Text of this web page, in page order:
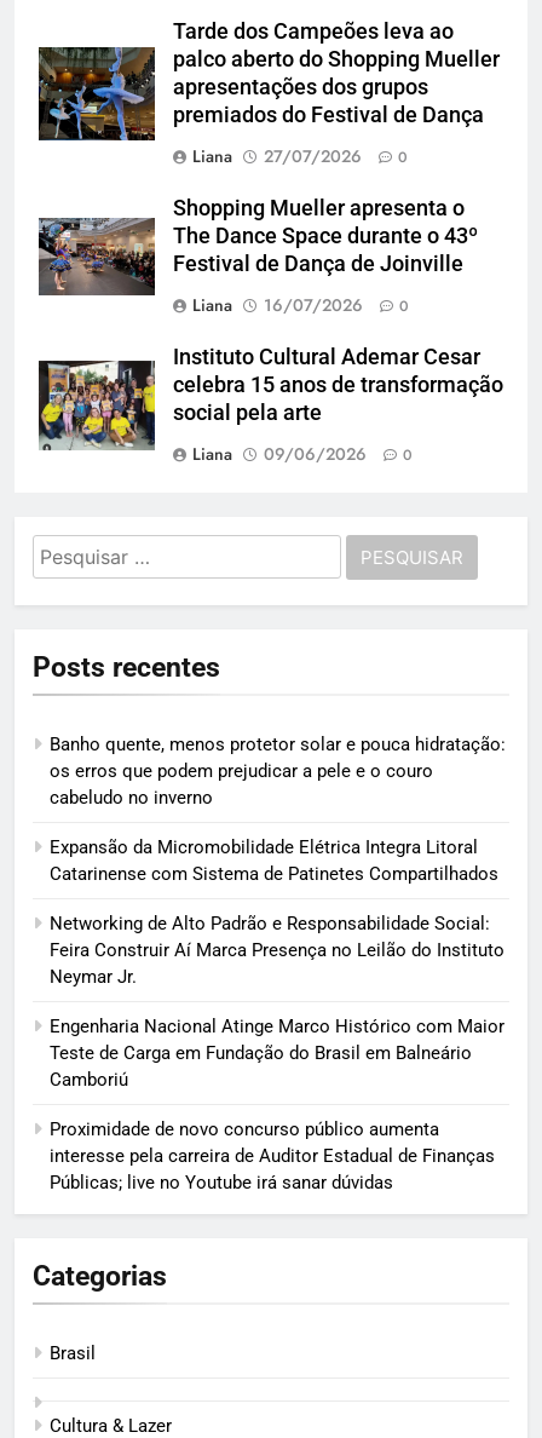
Tarde dos Campeões leva ao
palco aberto do Shopping Mueller
apresentações dos grupos
premiados do Festival de Dança
Liana
27/07/2026 0
Shopping Mueller apresenta o
The Dance Space durante o 43º
Festival de Dança de Joinville
Liana
16/07/2026 0
Instituto Cultural Ademar Cesar
celebra 15 anos de transformação
social pela arte
Liana
09/06/2026 0
Pesquisar
por:
Posts recentes
Banho quente, menos protetor solar e pouca hidratação:
os erros que podem prejudicar a pele e o couro
cabeludo no inverno
Expansão da Micromobilidade Elétrica Integra Litoral
Catarinense com Sistema de Patinetes Compartilhados
Networking de Alto Padrão e Responsabilidade Social:
Feira Construir Aí Marca Presença no Leilão do Instituto
Neymar Jr.
Engenharia Nacional Atinge Marco Histórico com Maior
Teste de Carga em Fundação do Brasil em Balneário
Camboriú
Proximidade de novo concurso público aumenta
interesse pela carreira de Auditor Estadual de Finanças
Públicas; live no Youtube irá sanar dúvidas
Categorias
Brasil
Cultura & Lazer